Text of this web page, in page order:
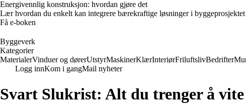
Energivennlig konstruksjon: hvordan gjøre det
Lær hvordan du enkelt kan integrere bærekraftige løsninger i
Få e-boken
Byggeverk
Kategorier
MaterialerVinduer og dørerUtstyrMaskinerKlærInteriørFriluftslivBedrifter
Logg innKom i gangMail nyheter
Svart Slukrist: Alt du trenger å vite